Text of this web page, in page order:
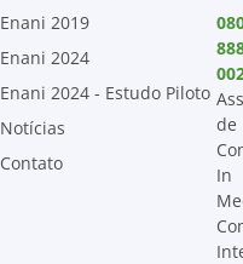
Enani 2019
Enani 2024
Enani 2024 - Estudo Piloto
Notícias
Contato
de
In